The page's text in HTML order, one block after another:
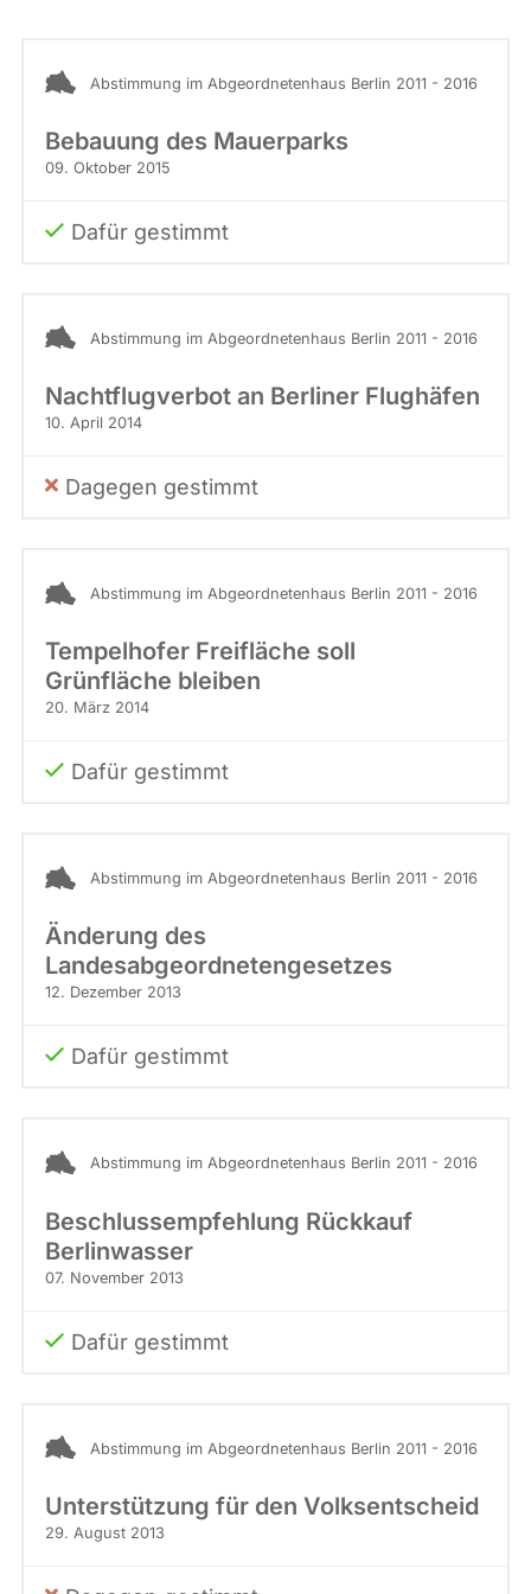
werden.Abstimmung im Abgeordnetenhaus Berlin 2011 - 2016
Bebauung des Mauerparks
09. Oktober 2015
Dafür gestimmt
Abstimmung im Abgeordnetenhaus Berlin 2011 - 2016
Nachtflugverbot an Berliner Flughäfen
10. April 2014
Dagegen gestimmt
Abstimmung im Abgeordnetenhaus Berlin 2011 - 2016
Tempelhofer Freifläche soll
Grünfläche bleiben
20. März 2014
Dafür gestimmt
Abstimmung im Abgeordnetenhaus Berlin 2011 - 2016
Änderung des
Landesabgeordnetengesetzes
12. Dezember 2013
Dafür gestimmt
Abstimmung im Abgeordnetenhaus Berlin 2011 - 2016
Beschlussempfehlung Rückkauf
Berlinwasser
07. November 2013
Dafür gestimmt
Abstimmung im Abgeordnetenhaus Berlin 2011 - 2016
Unterstützung für den Volksentscheid
29. August 2013